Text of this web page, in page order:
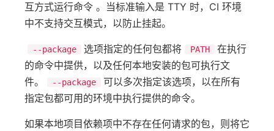
互方式运行命令 。当标准输入是 TTY 时，CI 环境
中不支持交互模式，以防止挂起。
--package 选项指定的任何包都将 PATH
在执行
的命令中提供，以及任何本地安装的包可执行文
件。
--package
可以多次指定该选项，以在所有
指定包都可用的环境中执行提供的命令。
如果本地项目依赖项中不存在任何请求的包，则将它